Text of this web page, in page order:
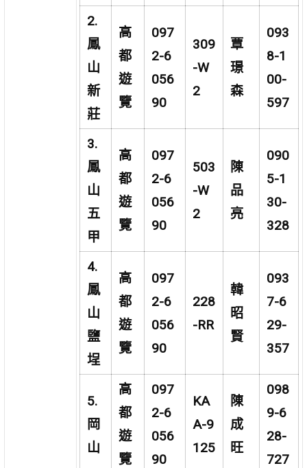
2.
鳳
山
新
莊
高
都
遊
覽
097
2-6
056
90
309
-W
2
覃
璟
森
093
8-1
00-
597
3.
鳳
山
五
甲
高
都
遊
覽
097
2-6
056
90
503
-W
2
陳
品
亮
090
5-1
30-
328
4.
鳳
山
鹽
埕
高
都
遊
覽
097
2-6
056
90
228
-RR
韓
昭
賢
093
7-6
29-
357
5.
岡
山
高
都
遊
覽
097
2-6
056
90
KA
A-9
125
陳
成
旺
098
9-6
28-
727